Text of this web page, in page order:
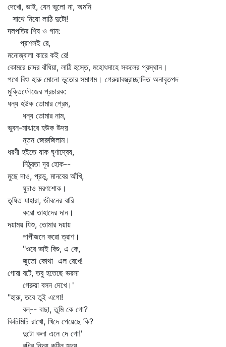
দেখো, ভাই, যেন ভুলো না, অমনি
সাথে নিয়ো লাঠি দুটো!
দলপতির শিষ ও গান:
প্রাণসই রে,
মনোজ্বালা কারে কই রে!
কোমরে চাদর বাঁধিয়া, লাঠি হস্তে, মহোৎসাহে সকলের প্রস্থান।
পথে বিশু হারু মোনো ভুতোর সমাগম। গেরুয়াবস্ত্রাচ্ছাদিত অনাবৃতপদ
মুক্তিফৌজের প্রচারক:
ধন্য হউক তোমার প্রেম,
ধন্য তোমার নাম,
ভুবন-মাঝারে হউক উদয়
নূতন জেরুজিলাম।
ধরণী হইতে যাক ঘৃণাদ্বেষ,
নিঠুরতা দূর হোক--
মুছে দাও, প্রভু, মানবের আঁখি,
ঘুচাও মরণশোক।
তৃষিত যাহারা, জীবনের বারি
করো তাহাদের দান।
দয়াময় যিশু, তোমার দয়ায়
পাপীজনে করো ত্রাণ।
"ওরে ভাই বিশু, এ কে,
জুতো কোথা এল রেখে!
গোরা বটে, তবু হতেছে ভরসা
গেরুয়া বসন দেখে।'
"হারু, তবে তুই এগো!
বল্‌-- বাছা, তুমি কে গো?
কিচিমিচি রাখো, খিদে পেয়েছে কি?
দুটো কলা এনে দে গো!'